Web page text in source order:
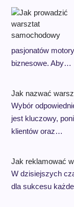
pasjonatów
biznesowe. Aby…
Jak nazwać
Wybór
jest kluczowy,
klientów oraz…
Jak reklamować
W dzisiejszych
dla sukcesu